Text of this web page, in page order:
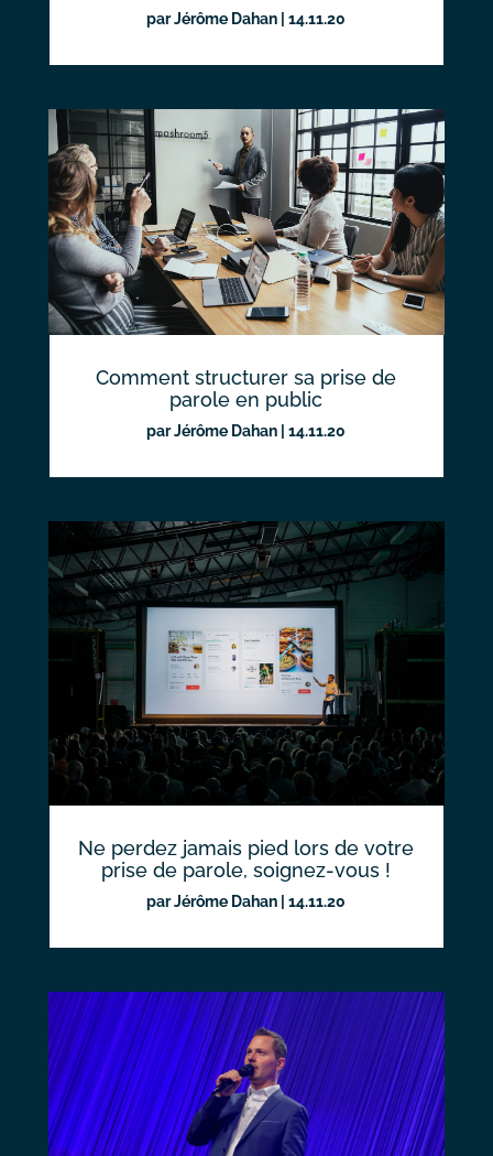
parJérôme Dahan |14.11.20
Comment structurer sa prise de
parole en public
parJérôme Dahan |14.11.20
Ne perdez jamais pied lors de votre
prise de parole, soignez-vous !
parJérôme Dahan |14.11.20